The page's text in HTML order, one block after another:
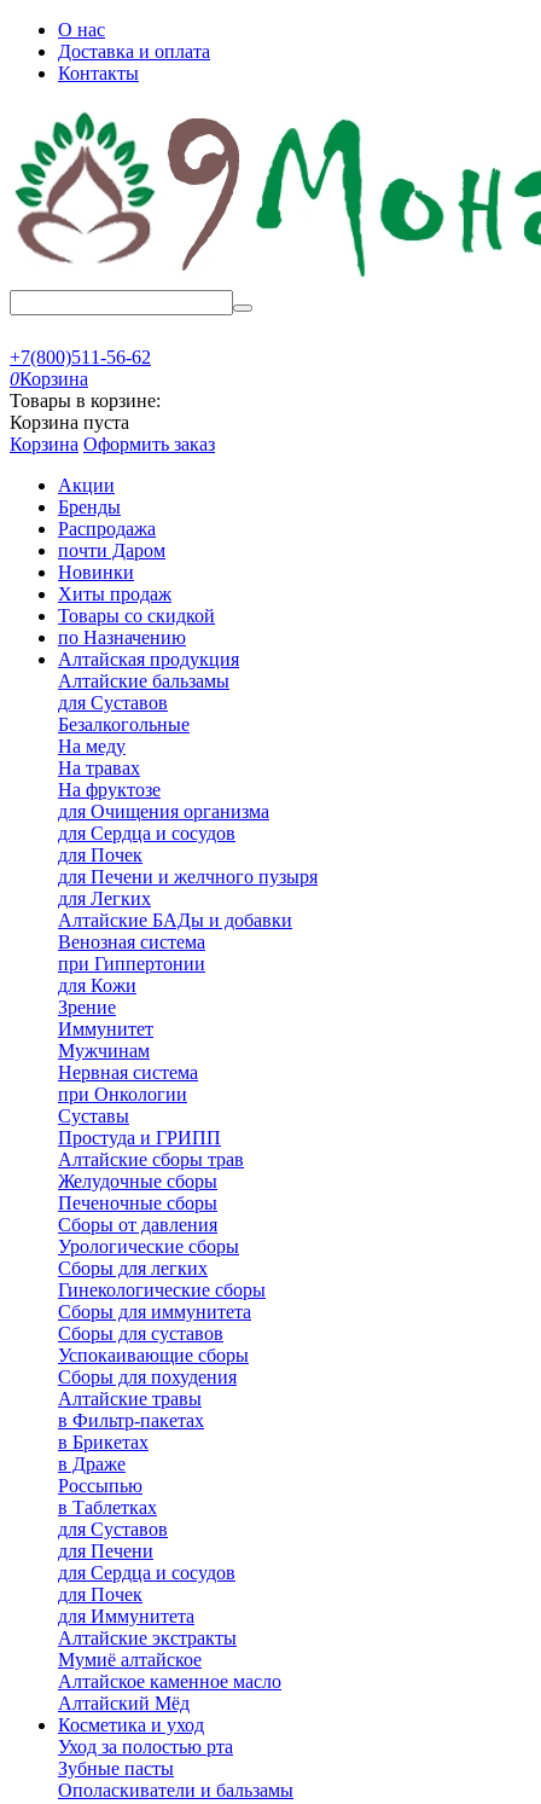
О нас
Доставка и оплата
Контакты
+7(800)511-56-62
0Корзина
Товары в корзине:
Корзина пуста
Корзина Оформить заказ
Акции
Бренды
Распродажа
почти Даром
Новинки
Хиты продаж
Товары со скидкой
по Назначению
Алтайская продукция
Алтайские бальзамы
для Суставов
Безалкогольные
На меду
На травах
На фруктозе
для Очищения организма
для Сердца и сосудов
для Почек
для Печени и желчного пузыря
для Легких
Алтайские БАДы и добавки
Венозная система
при Гиппертонии
для Кожи
Зрение
Иммунитет
Мужчинам
Нервная система
при Онкологии
Суставы
Простуда и ГРИПП
Алтайские сборы трав
Желудочные сборы
Печеночные сборы
Сборы от давления
Урологические сборы
Сборы для легких
Гинекологические сборы
Сборы для иммунитета
Сборы для суставов
Успокаивающие сборы
Сборы для похудения
Алтайские травы
в Фильтр-пакетах
в Брикетах
в Драже
Россыпью
в Таблетках
для Cуставов
для Печени
для Сердца и сосудов
для Почек
для Иммунитета
Алтайские экстракты
Мумиё алтайское
Алтайское каменное масло
Алтайский Мёд
Косметика и уход
Уход за полостью рта
Зубные пасты
Ополаскиватели и бальзамы